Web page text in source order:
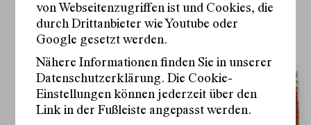
von Webseitenzugriffen ist und Cookies, die
durch Drittanbieter wie Youtube oder
Google gesetzt werden.
Nähere Informationen finden Sie in unserer
Datenschutzerklärung. Die Cookie-
Einstellungen können jederzeit über den
Link in der Fußleiste angepasst werden.